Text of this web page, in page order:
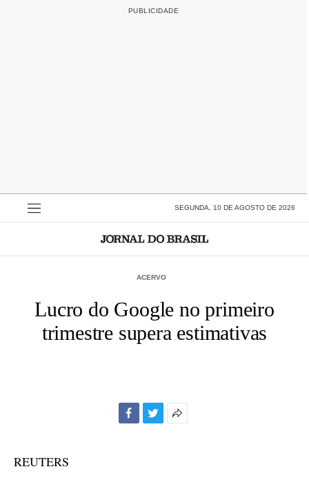
SEGUNDA, 10 DE AGOSTO DE 2026
ACERVO
Lucro do Google no primeiro
trimestre supera estimativas
REUTERS